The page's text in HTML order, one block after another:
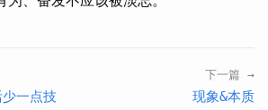
一点技
下一篇 →
现象&本质